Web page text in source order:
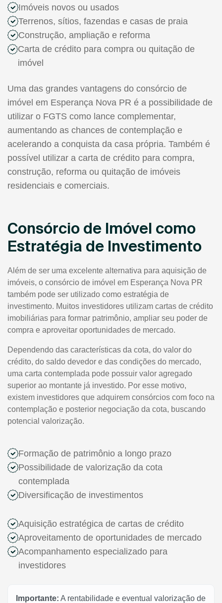
Imóveis novos ou usados
Terrenos, sítios, fazendas e casas de praia
Construção, ampliação e reforma
Carta de crédito para compra ou quitação de
imóvel
Uma das grandes vantagens do consórcio de
imóvel em Esperança Nova PR é a possibilidade de
utilizar o FGTS como lance complementar,
aumentando as chances de contemplação e
acelerando a conquista da casa própria. Também é
possível utilizar a carta de crédito para compra,
construção, reforma ou quitação de imóveis
residenciais e comerciais.
Consórcio de Imóvel como
Estratégia de Investimento
Além de ser uma excelente alternativa para aquisição de
imóveis, o consórcio de imóvel em Esperança Nova PR
também pode ser utilizado como estratégia de
investimento. Muitos investidores utilizam cartas de crédito
imobiliárias para formar patrimônio, ampliar seu poder de
compra e aproveitar oportunidades de mercado.
Dependendo das características da cota, do valor do
crédito, do saldo devedor e das condições do mercado,
uma carta contemplada pode possuir valor agregado
superior ao montante já investido. Por esse motivo,
existem investidores que adquirem consórcios com foco na
contemplação e posterior negociação da cota, buscando
potencial valorização.
Formação de patrimônio a longo prazo
Possibilidade de valorização da cota
contemplada
Diversificação de investimentos
Aquisição estratégica de cartas de crédito
Aproveitamento de oportunidades de mercado
Acompanhamento especializado para
investidores
Importante: A rentabilidade e eventual valorização de